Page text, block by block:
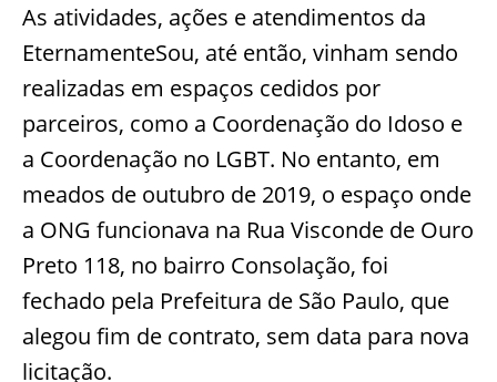
As atividades, ações e atendimentos da
EternamenteSou, até então, vinham sendo
realizadas em espaços cedidos por
parceiros, como a Coordenação do Idoso e
a Coordenação no LGBT. No entanto, em
meados de outubro de 2019, o espaço onde
a ONG funcionava na Rua Visconde de Ouro
Preto 118, no bairro Consolação, foi
fechado pela Prefeitura de São Paulo, que
alegou fim de contrato, sem data para nova
licitação.